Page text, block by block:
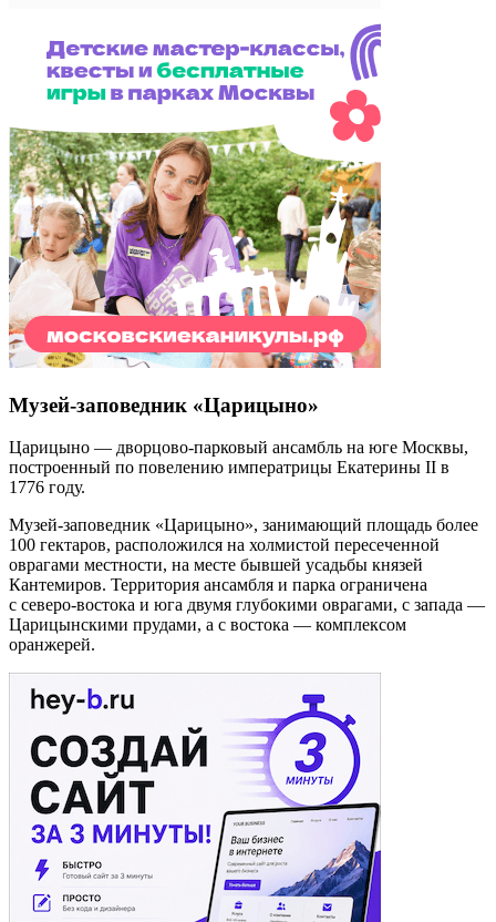
Музей-заповедник «Царицыно»
Царицыно — дворцово-парковый ансамбль на юге Москвы,
построенный по повелению императрицы Екатерины II в
1776 году.
Музей-заповедник «Царицыно», занимающий площадь более
100 гектаров, расположился на холмистой пересеченной
оврагами местности, на месте бывшей усадьбы князей
Кантемиров. Территория ансамбля и парка ограничена
с северо-востока и юга двумя глубокими оврагами, с запада —
Царицынскими прудами, а с востока — комплексом
оранжерей.